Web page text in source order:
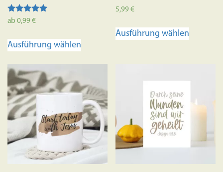
Bewertet
von 5
ab 0,99€
Ausführung wählen
Varianten
auf.
Die
Optionen
können
auf
der
5,99€
Ausführung wählen
Die
der